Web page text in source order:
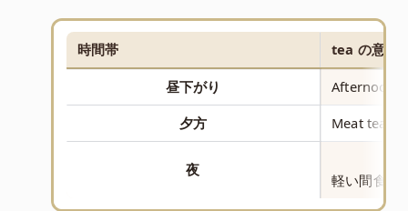
時間帯 tea の意味
昼下がり
Afternoon
夕方
Meat tea /
夜
軽い間食・